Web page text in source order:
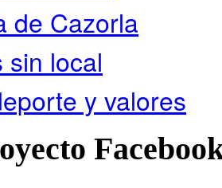
de Cazorla
sin local
y valores